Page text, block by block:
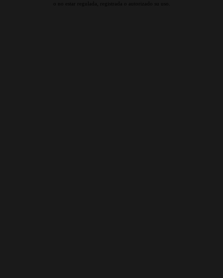
o no estar regulada, registrada o autorizado su uso.